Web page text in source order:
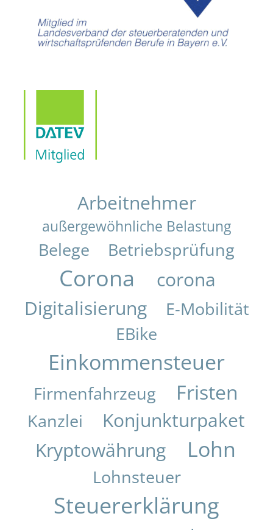
Arbeitnehmer
außergewöhnliche Belastung
Belege Betriebsprüfung
Corona
corona
Digitalisierung
E-Mobilität
EBike
Einkommensteuer
Firmenfahrzeug Fristen
Kanzlei
Konjunkturpaket
Kryptowährung
Lohn
Lohnsteuer
Steuererklärung